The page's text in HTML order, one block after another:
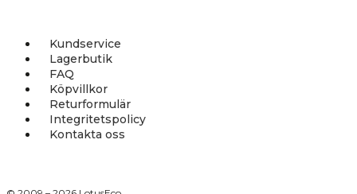
Kundservice
Lagerbutik
FAQ
Köpvillkor
Returformulär
Integritetspolicy
Kontakta oss